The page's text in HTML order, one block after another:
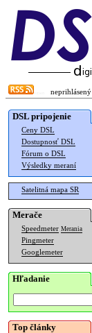
neprihlásený
DSL pripojenie
Ceny DSL
Dostupnosť DSL
Fórum o DSL
Výsledky meraní
Satelitná mapa SR
Merače
Speedmeter Merania
Pingmeter
Googlemeter
Hľadanie
Top články